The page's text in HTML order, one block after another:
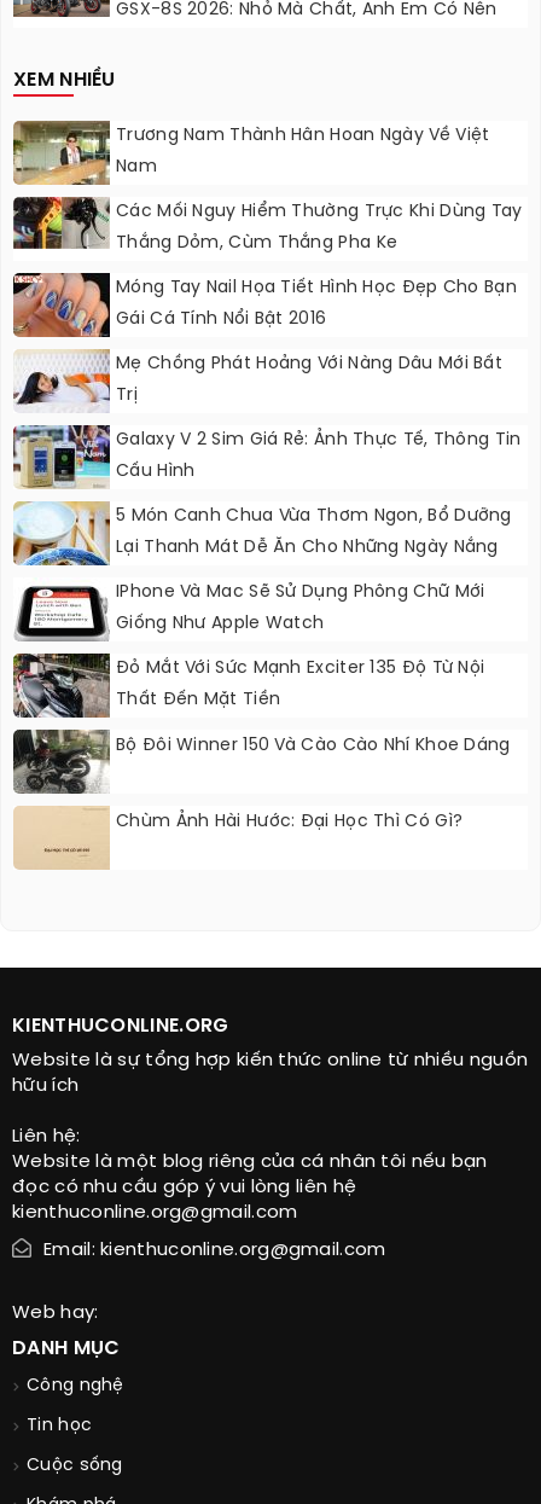
GSX-8S 2026: Nhỏ Mà Chất, Anh Em Có Nên
XEM NHIỀU
Trương Nam Thành Hân Hoan Ngày Về Việt
Nam
Các Mối Nguy Hiểm Thường Trực Khi Dùng Tay
Thắng Dỏm, Cùm Thắng Pha Ke
Móng Tay Nail Họa Tiết Hình Học Đẹp Cho Bạn
Gái Cá Tính Nổi Bật 2016
Mẹ Chồng Phát Hoảng Với Nàng Dâu Mới Bất
Trị
Galaxy V 2 Sim Giá Rẻ: Ảnh Thực Tế, Thông Tin
Cấu Hình
5 Món Canh Chua Vừa Thơm Ngon, Bổ Dưỡng
Lại Thanh Mát Dễ Ăn Cho Những Ngày Nắng
Nóng
IPhone Và Mac Sẽ Sử Dụng Phông Chữ Mới
Giống Như Apple Watch
Đỏ Mắt Với Sức Mạnh Exciter 135 Độ Từ Nội
Thất Đến Mặt Tiền
Bộ Đôi Winner 150 Và Cào Cào Nhí Khoe Dáng
Chùm Ảnh Hài Hước: Đại Học Thì Có Gì?
KIENTHUCONLINE.ORG
Website là sự tổng hợp kiến thức online từ nhiều nguồn
hữu ích
Liên hệ:
Website là một blog riêng của cá nhân tôi nếu bạn
đọc có nhu cầu góp ý vui lòng liên hệ
kienthuconline.org@gmail.com
Email: kienthuconline.org@gmail.com
Web hay:
DANH MỤC
Công nghệ
Tin học
Cuộc sống